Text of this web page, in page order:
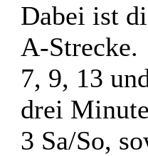
Dabei ist
A-Strecke.
7, 9, 13
drei
3 Sa/So,